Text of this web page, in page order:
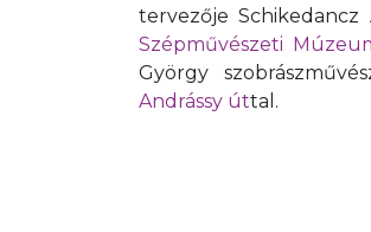
tervezője
Szépművészeti
György
Andrássy úttal.